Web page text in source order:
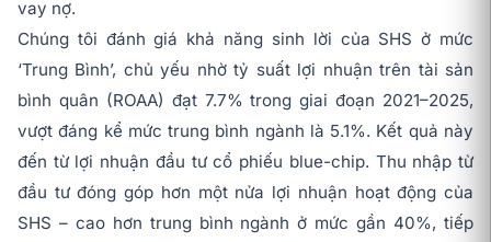
vay nợ.
Chúng tôi đánh giá khả năng sinh lời của SHS ở mức
‘Trung Bình’, chủ yếu nhờ tỷ suất lợi nhuận trên tài sản
bình quân (ROAA) đạt 7.7% trong giai đoạn 2021–2025,
vượt đáng kể mức trung bình ngành là 5.1%. Kết quả này
đến từ lợi nhuận đầu tư cổ phiếu blue-chip. Thu nhập từ
đầu tư đóng góp hơn một nửa lợi nhuận hoạt động của
SHS – cao hơn trung bình ngành ở mức gần 40%, tiếp